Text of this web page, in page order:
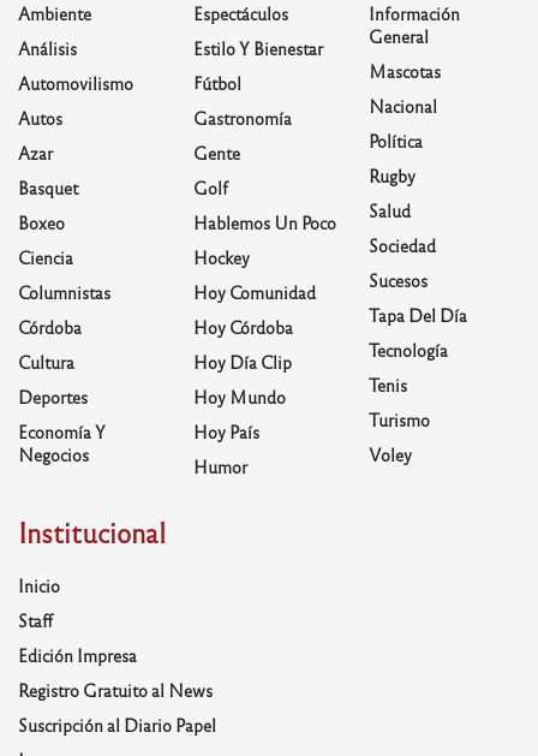
Ambiente
Análisis
Automovilismo
Autos
Azar
Basquet
Boxeo
Ciencia
Columnistas
Córdoba
Cultura
Deportes
Economía Y
Negocios
Espectáculos
Estilo Y Bienestar
Fútbol
Gastronomía
Gente
Golf
Hablemos Un Poco
Hockey
Hoy Comunidad
Hoy Córdoba
Hoy Día Clip
Hoy Mundo
Hoy País
Humor
Información
General
Mascotas
Nacional
Política
Rugby
Salud
Sociedad
Sucesos
Tapa Del Día
Tecnología
Tenis
Turismo
Voley
Institucional
Inicio
Staff
Edición Impresa
Registro Gratuito al News
Suscripción al Diario Papel